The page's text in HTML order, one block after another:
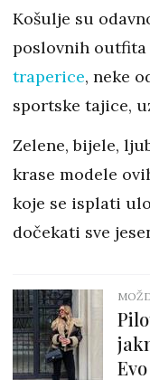
Košulje su
poslovnih outfita
traperice, neke
sportske tajice,
Zelene, bijele,
krase modele
koje se isplati
dočekati sve